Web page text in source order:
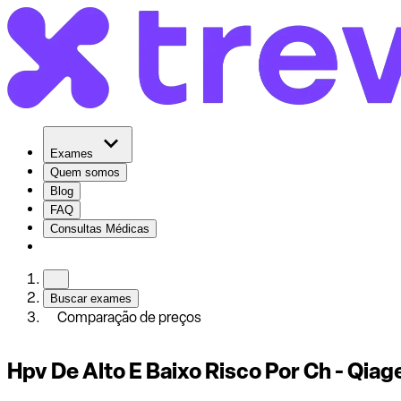
Exames
Quem somos
Blog
FAQ
Consultas Médicas
Buscar exames
Comparação de preços
Hpv De Alto E Baixo Risco Por Ch -